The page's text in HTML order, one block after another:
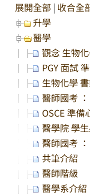
展開全部 | 收合全
升學
醫學
觀念 生物
PGY 面試
生物化學
醫師國考
OSCE 準備
醫學院 學
醫師國考
共筆介紹
醫師階級
醫學系介紹